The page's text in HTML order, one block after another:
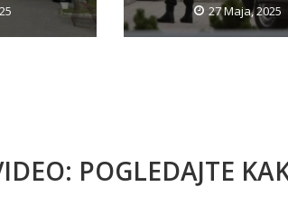
27 Maja, 2025
POGLEDAJTE